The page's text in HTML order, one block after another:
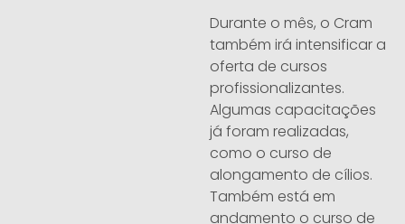
Durante o mês, o Cram
também irá intensificar a
oferta de cursos
profissionalizantes.
Algumas capacitações
já foram realizadas,
como o curso de
alongamento de cílios.
Também está em
andamento o curso de